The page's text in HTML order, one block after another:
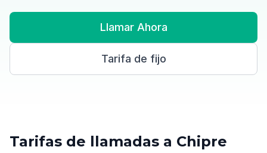
Llamar Ahora
Tarifa de fijo
Tarifas de llamadas a Chipre